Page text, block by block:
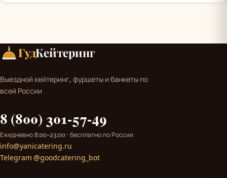
ГудКейтеринг
Выездной кейтеринг, фуршеты и банкеты по
всей России
8 (800) 301-57-49
Ежедневно 8:00–23:00 · бесплатно по России
info@yanicatering.ru
Telegram @goodcatering_bot